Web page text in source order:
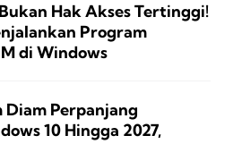
Hak Akses Tertinggi!
Program
di Windows
Perpanjang
10 Hingga 2027,